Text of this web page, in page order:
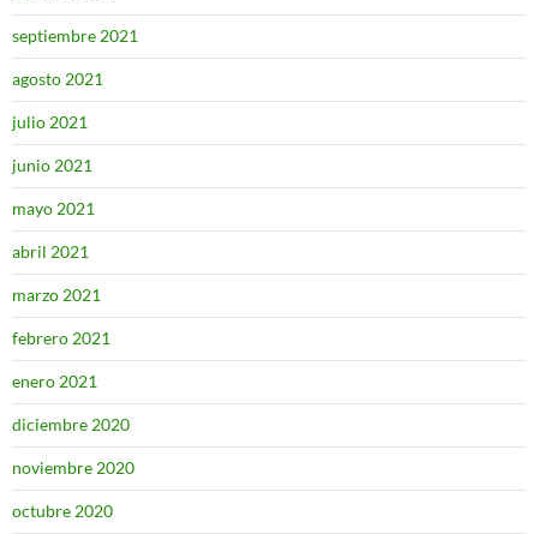
septiembre 2021
agosto 2021
julio 2021
junio 2021
mayo 2021
abril 2021
marzo 2021
febrero 2021
enero 2021
diciembre 2020
noviembre 2020
octubre 2020